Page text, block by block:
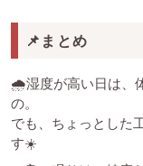
📌まとめ
🌧️湿度が高い日は、
の。
でも、ちょっとした
す☀️